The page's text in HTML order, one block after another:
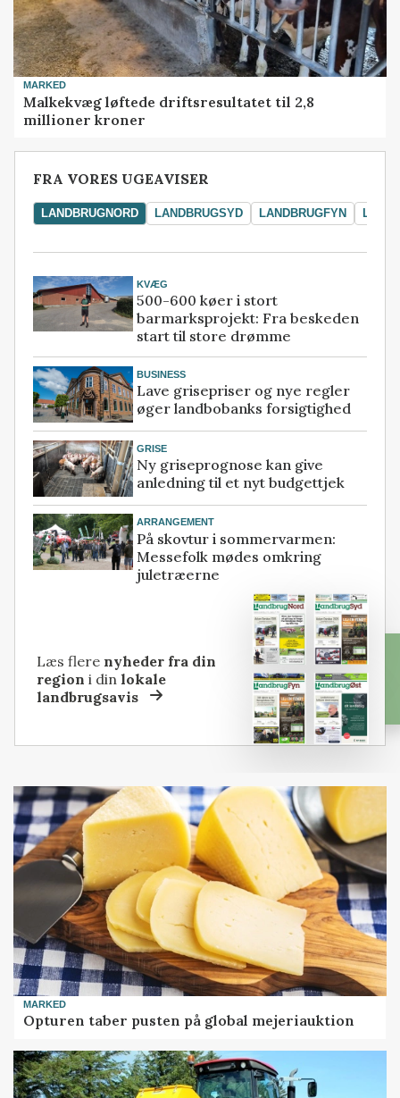
MARKED
Malkekvæg løftede driftsresultatet til 2,8
millioner kroner
FRA VORES UGEAVISER
LANDBRUGNORD LANDBRUGSYD LANDBRUGFYN
KVÆG
500-600 køer i stort
barmarksprojekt: Fra beskeden
start til store drømme
BUSINESS
Lave grisepriser og nye regler
øger landbobanks forsigtighed
GRISE
Ny griseprognose kan give
anledning til et nyt budgettjek
ARRANGEMENT
På skovtur i sommervarmen:
Messefolk mødes omkring
juletræerne
Læs flere nyheder fra din
region i dinlokale
landbrugsavis
MARKED
Opturen taber pusten på global mejeriauktion